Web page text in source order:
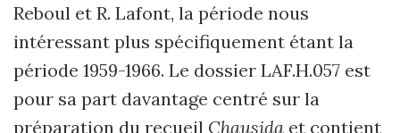
Reboul et R. Lafont, la période nous
intéressant plus spécifiquement étant la
période 1959-1966. Le dossier LAF.H.057 est
pour sa part davantage centré sur la
préparation du recueil Chausida et contient